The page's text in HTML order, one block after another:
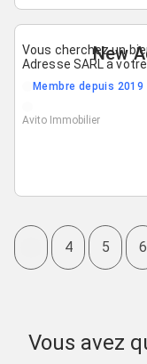
New
Vous cherchez un
Adresse SARL a
Membre depuis 2019
Avito Immobilier
4 5 6
Vous avez